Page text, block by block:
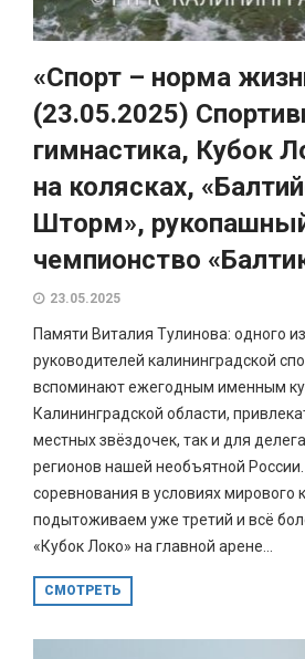
«Спорт – норма
(23.05.2025)
гимнастика, Кубок
на колясках,
Шторм»,
чемпионство
23.05.2025
Памяти Виталия Тулинова: одного
руководителей калининградской
вспоминают ежегодным именным
Калининградской области,
местных звёздочек, так и для
регионов нашей необъятной
соревнования в условиях мирового
подытоживаем уже третий и всё
«Кубок Локо» на главной арене...
СМОТРЕТЬ